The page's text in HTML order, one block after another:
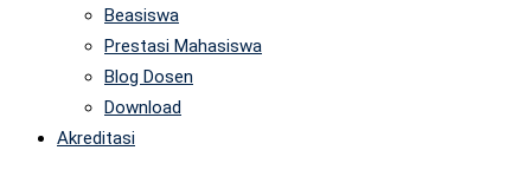
Beasiswa
Prestasi Mahasiswa
Blog Dosen
Download
Akreditasi